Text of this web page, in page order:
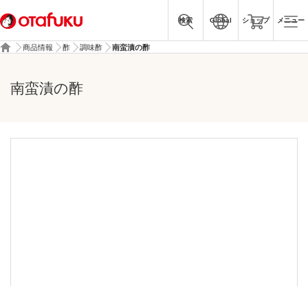
検索 Global ショップ メニュー
商品情報 酢 調味酢 南蛮漬の酢
南蛮漬の酢